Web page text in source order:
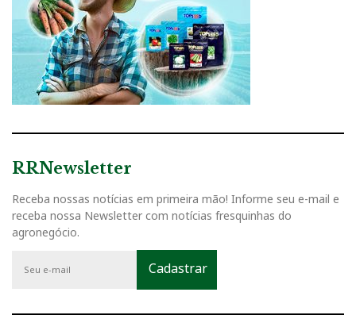
RRNewsletter
Receba nossas notícias em primeira mão! Informe seu e-mail e
receba nossa Newsletter com notícias fresquinhas do
agronegócio.